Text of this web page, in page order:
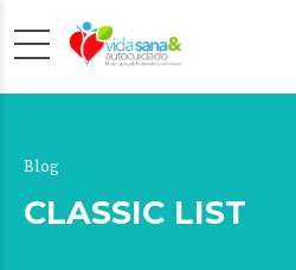
Blog
CLASSIC LIST